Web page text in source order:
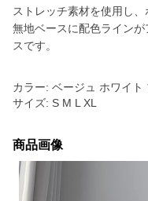
ストレッチ素材を使用し
無地ベースに配色ライン
スです。
カラー: ベージュ ホワイト
サイズ: S M L XL
商品画像